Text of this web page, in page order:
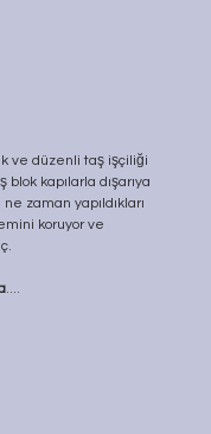
ve düzenli taş işçiliği
kapılarla dışarıya
ne zaman yapıldıkları
koruyor ve
....